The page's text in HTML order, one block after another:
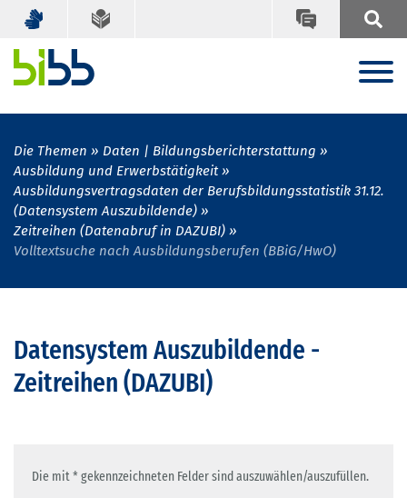
Die Themen
Daten | Bildungsberichterstattung
Ausbildung und Erwerbstätigkeit
Ausbildungsvertragsdaten der Berufsbildungsstatistik 31.12.
(Datensystem Auszubildende)
Zeitreihen (Datenabruf in DAZUBI)
Volltextsuche nach Ausbildungsberufen (BBiG/HwO)
Datensystem Auszubildende -
Zeitreihen (DAZUBI)
Die mit * gekennzeichneten Felder sind auszuwählen/auszufüllen.